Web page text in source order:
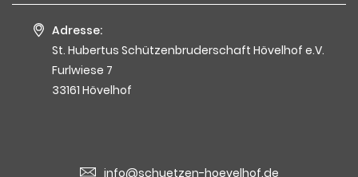
Adresse:
St. Hubertus Schützenbruderschaft Hövelhof e.V.
Furlwiese 7
33161 Hövelhof
info@schuetzen-hoevelhof.de